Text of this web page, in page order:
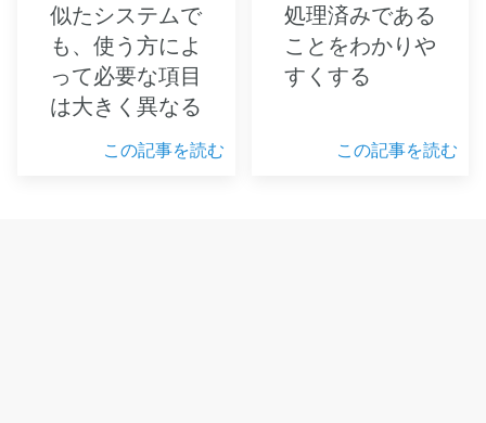
似たシステムで
も、使う方によ
って必要な項目
は大きく異なる
この記事を読む
処理済みである
ことをわかりや
すくする
この記事を読む